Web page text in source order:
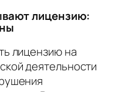
лицензию:
лицензию на
деятельности